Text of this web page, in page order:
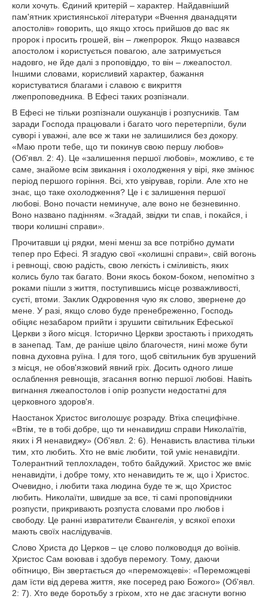
коли хочуть. Єдиний критерій – характер. Найдавніший
пам'ятник християнської літератури «Вчення дванадцяти
апостолів» говорить, що якщо хтось прийшов до вас як
пророк і просить грошей, він – лжепророк. Якщо назвався
апостолом і користується повагою, але затримується
надовго, не йде далі з проповіддю, то він – лжеапостол.
Іншими словами, корисливий характер, бажання
користуватися благами і славою є викриття
лжепроповедника. В Ефесі таких розпізнали.
В Ефесі не тільки розпізнали ошуканців і розпусників. Там
заради Господа працювали і багато чого перетерпіли, були
суворі і уважні, але все ж таки не залишилися без докору.
«Маю проти тебе, що ти покинув свою першу любов»
(Об'явл. 2: 4). Це «залишення першої любові», можливо, є те
саме, знайоме всім звикання і охолодження у вірі, яке змінює
період першого горіння. Всі, хто увірував, горіли. Але хто не
знає, що таке охолодження? Це і є залишення першої
любові. Воно почасти неминуче, але воно не безневинно.
Воно названо падінням. «Згадай, звідки ти спав, і покайся, і
твори колишні справи».
Прочитавши ці рядки, мені менш за все потрібно думати
тепер про Ефесі. Я згадую свої «колишні справи», свій вогонь
і ревнощі, свою радість, свою легкість і сміливість, яких
колись було так багато. Вони якось боком-боком, непомітно з
роками пішли з життя, поступившись місце розважливості,
суєті, втоми. Заклик Одкровення чую як слово, звернене до
мене. У разі, якщо слово буде пренебреженно, Господь
обіцяє незабаром прийти і зрушити світильник Ефеської
Церкви з його місця. Історично Церкви зростають і приходять
в занепад. Там, де раніше цвіло благочестя, нині може бути
повна духовна руїна. І для того, щоб світильник був зрушений
з місця, не обов'язковий явний гріх. Досить одного лише
ослаблення ревнощів, згасання вогню першої любові. Навіть
вигнання лжеапостолов і опір розпусти недостатні для
церковного здоров'я.
Наостанок Христос виголошує розраду. Втіха специфічне.
«Втім, те в тобі добре, що ти ненавидиш справи Николаїтів,
яких і Я ненавиджу» (Об'явл. 2: 6). Ненависть властива тільки
тим, хто любить. Хто не вміє любити, той уміє ненавидіти.
Толерантний теплохладен, тобто байдужий. Христос же вміє
ненавидіти, і добре тому, хто ненавидить те ж, що і Христос.
Очевидно, і любити така людина буде те ж, що Христос
любить. Николаїти, швидше за все, ті самі проповідники
розпусти, прикривають розпуста словами про любов і
свободу. Це ранні извратители Євангелія, у всякої епохи
мають своїх наслідувачів.
Слово Христа до Церков – це слово полководця до воїнів.
Христос Сам воював і здобув перемогу. Тому, даючи
обітницю, Він звертається до «переможцеві»: «Переможцеві
дам їсти від дерева життя, яке посеред раю Божого» (Об'явл.
2: 7). Хто веде боротьбу з гріхом, хто не дає згаснути вогню